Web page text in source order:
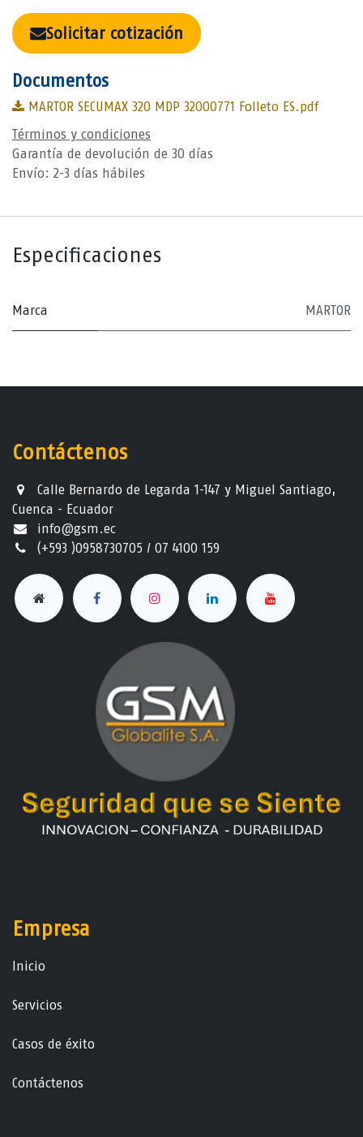
Solicitar cotización
Documentos
MARTOR SECUMAX 320 MDP 32000771 Folleto ES.pdf
Términos y condiciones
Garantía de devolución de 30 días
Envío: 2-3 días hábiles
Especificaciones
Marca MARTOR
Contáctenos
Calle Bernardo de Legarda 1-147 y Miguel Santiago,
Cuenca - Ecuador
info@gsm.ec​
(+593 )0958730705 / 07 4100 159
Empresa
Ini​ci​o
Servicios
Casos de éxito
Contáctenos